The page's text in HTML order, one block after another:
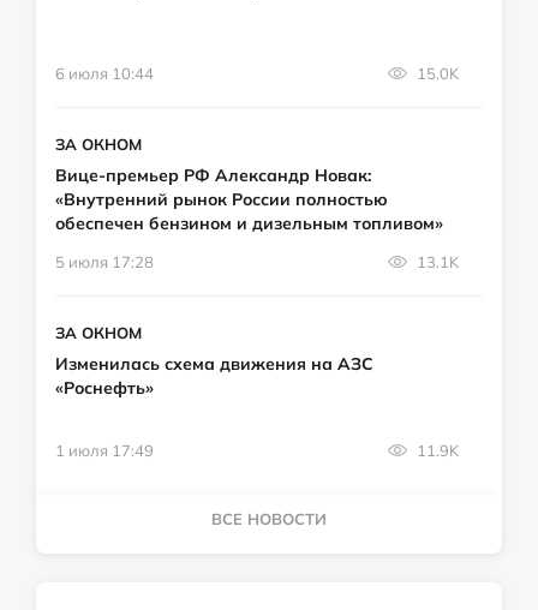
6 июля 10:44 15.0K
ЗА ОКНОМ
Вице-премьер РФ Александр Новак:
«Внутренний рынок России полностью
обеспечен бензином и дизельным топливом»
5 июля 17:28 13.1K
ЗА ОКНОМ
Изменилась схема движения на АЗС
«Роснефть»
1 июля 17:49 11.9K
ВСЕ НОВОСТИ